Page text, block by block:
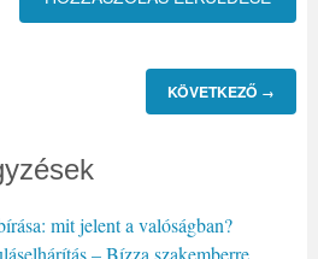
KÖVETKEZŐ →
mit jelent a valóságban?
– Bízza szakemberre